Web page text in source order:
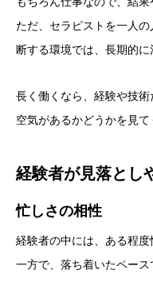
ただ、セラピストを一人
断する環境では、長期的に
長く働くなら、経験や技
空気があるかどうかを見て
経験者が見落とし
忙しさの相性
経験者の中には、ある程度
一方で、落ち着いたペース